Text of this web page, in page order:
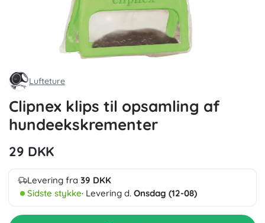
Lufteture
Clipnex klips til opsamling af
hundeekskrementer
29 DKK
Levering fra 39 DKK
Sidste stykke· Levering d. Onsdag (12-08)